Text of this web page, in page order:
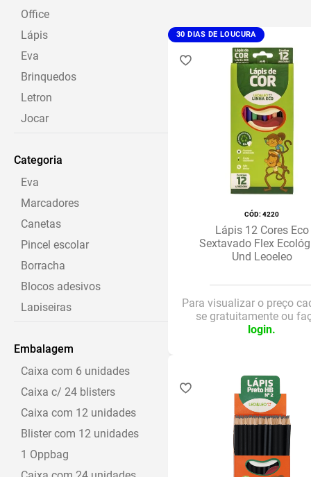
Office
Lápis
Eva
Brinquedos
Letron
Jocar
Plastico adesivo
Leoeleo
Escritorio
Categoria
Eva
Marcadores
Canetas
Pincel escolar
Borracha
Blocos adesivos
Lapiseiras
Marca texto
Brinquedo educativo
Lapis grafite
Estojo
Apontador
Hidrocor
Grampeadores/grampos
Embalagem
Caixa com 6 unidades
Caixa c/ 24 blisters
Caixa com 12 unidades
Blister com 12 unidades
1 Oppbag
30 DIAS DE LOUCURA
:4220
Lápis 12 Cores Eco
Sextavado Flex
Und Leoeleo
Para visualizar o preço
se gratuitamente ou
login.